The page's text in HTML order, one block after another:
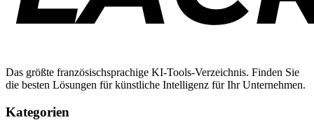
Das größte französischsprachige KI-Tools-Verzeichnis. Finden Sie
die besten Lösungen für künstliche Intelligenz für Ihr Unternehmen.
Kategorien